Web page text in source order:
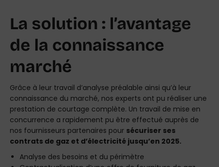
La solution : l’avantage
de la connaissance
marché
Grâce à leur travail d’analyse préalable ainsi qu’à leur
connaissance du marché, nos experts ont pu réaliser une
prestation de courtage complète. Un travail de mise en
concurrence a rapidement pu être effectué auprès de
nos fournisseurs partenaires pour sécuriser ses
contrats de gaz et d’électricité jusqu’en 2025.
Analyse des besoins et du périmètre